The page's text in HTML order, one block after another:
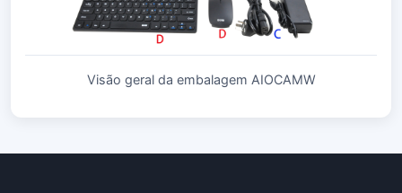
Visão geral da embalagem AIOCAMW